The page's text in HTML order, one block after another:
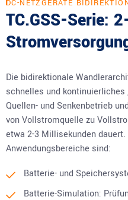
DC-NETZGERÄTE
TC.GSS-Serie:
Die bidirektionale
schnelles und kontinuierliches
Quellen- und Senkenbetrieb
von Vollstromquelle zu
etwa 2-3 Millisekunden dauert.
Anwendungsbereiche sind:
Batterie- und
Batterie-Simulation: